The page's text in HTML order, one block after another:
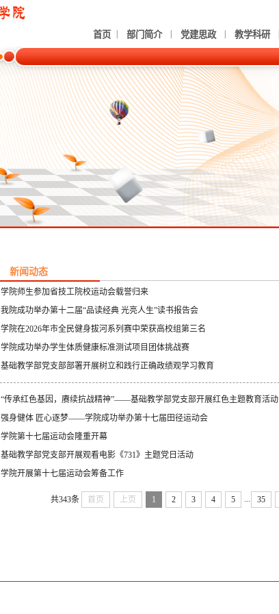
首页 部门简介 党建思政 教学科研
新闻动态
学院师生参加省技工院校运动会载誉归来
我院成功举办第十二届“品读经典 光亮人生”读书报告会
学院在2026年市全民健身拔河系列赛中荣获高校组第三名
学院成功举办学生体质健康标准测试项目团体挑战赛
基础教学部党支部部署开展树立和践行正确政绩观学习教育
“传承红色基因，赓续抗战精神”——基础教学部党支部开展红色主题教育活动
强身健体 匠心逐梦——学院成功举办第十七届田径运动会
学院第十七届运动会隆重开幕
基础教学部党支部开展观看电影《731》主题党日活动
学院开展第十七届运动会筹备工作
共343条 首页 上页 1 2 3 4 5 35